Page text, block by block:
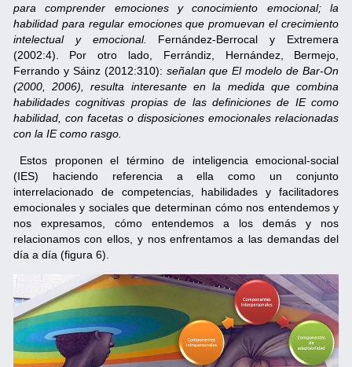
para comprender emociones y conocimiento emocional; la
habilidad para regular emociones que promuevan el crecimiento
intelectual y emocional. Fernández-Berrocal y Extremera
(2002:4). Por otro lado, Ferrándiz, Hernández, Bermejo,
Ferrando y Sáinz (2012:310): señalan que El modelo de Bar-On
(2000, 2006), resulta interesante en la medida que combina
habilidades cognitivas propias de las definiciones de IE como
habilidad, con facetas o disposiciones emocionales relacionadas
con la IE como rasgo.
Estos proponen el término de inteligencia emocional-social
(IES) haciendo referencia a ella como un conjunto
interrelacionado de competencias, habilidades y facilitadores
emocionales y sociales que determinan cómo nos entendemos y
nos expresamos, cómo entendemos a los demás y nos
relacionamos con ellos, y nos enfrentamos a las demandas del
día a día (figura 6).